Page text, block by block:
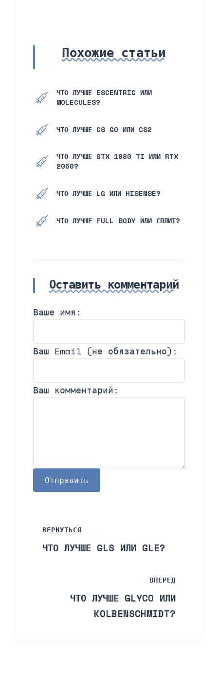
Похожие статьи
ЧТО ЛУЧШЕ ESCENTRIC ИЛИ
MOLECULES?
ЧТО ЛУЧШЕ CS GO ИЛИ CS2
ЧТО ЛУЧШЕ GTX 1080 TI ИЛИ RTX
2060?
ЧТО ЛУЧШЕ LG ИЛИ HISENSE?
ЧТО ЛУЧШЕ FULL BODY ИЛИ СПЛИТ?
Оставить комментарий
Ваше имя:
Ваш Email (не обязательно):
Ваш комментарий:
Отправить
ВЕРНУТЬСЯ
ЧТО ЛУЧШЕ GLS ИЛИ GLE?
ВПЕРЕД
ЧТО ЛУЧШЕ GLYCO ИЛИ
KOLBENSCHMIDT?